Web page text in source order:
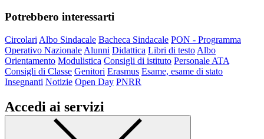
Potrebbero interessarti
Circolari Albo Sindacale Bacheca Sindacale PON - Programma
Operativo Nazionale Alunni Didattica Libri di testo Albo
Orientamento Modulistica Consigli di istituto Personale ATA
Consigli di Classe Genitori Erasmus Esame, esame di stato
Insegnanti Notizie Open Day PNRR
Accedi ai servizi